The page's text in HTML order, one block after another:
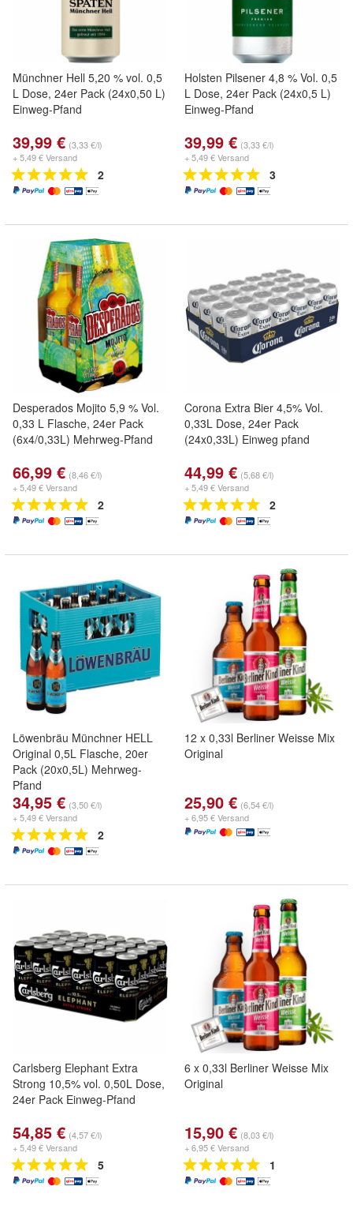
Münchner Hell 5,20 % vol. 0,5
L Dose, 24er Pack (24x0,50 L)
Einweg-Pfand
39,99 € (3,33 €/l)
+ 5,49 € Versand
2
Holsten Pilsener 4,8 % Vol. 0,5
L Dose, 24er Pack (24x0,5 L)
Einweg-Pfand
39,99 € (3,33 €/l)
+ 5,49 € Versand
3
Desperados Mojito 5,9 % Vol.
0,33 L Flasche, 24er Pack
(6x4/0,33L) Mehrweg-Pfand
66,99 € (8,46 €/l)
+ 5,49 € Versand
2
Corona Extra Bier 4,5% Vol.
0,33L Dose, 24er Pack
(24x0,33L) Einweg pfand
44,99 € (5,68 €/l)
+ 5,49 € Versand
2
Löwenbräu Münchner HELL
Original 0,5L Flasche, 20er
Pack (20x0,5L) Mehrweg-
Pfand
34,95 € (3,50 €/l)
+ 5,49 € Versand
2
12 x 0,33l Berliner Weisse Mix
Original
25,90 € (6,54 €/l)
+ 6,95 € Versand
Carlsberg Elephant Extra
Strong 10,5% vol. 0,50L Dose,
24er Pack Einweg-Pfand
54,85 € (4,57 €/l)
+ 5,49 € Versand
5
6 x 0,33l Berliner Weisse Mix
Original
15,90 € (8,03 €/l)
+ 6,95 € Versand
1